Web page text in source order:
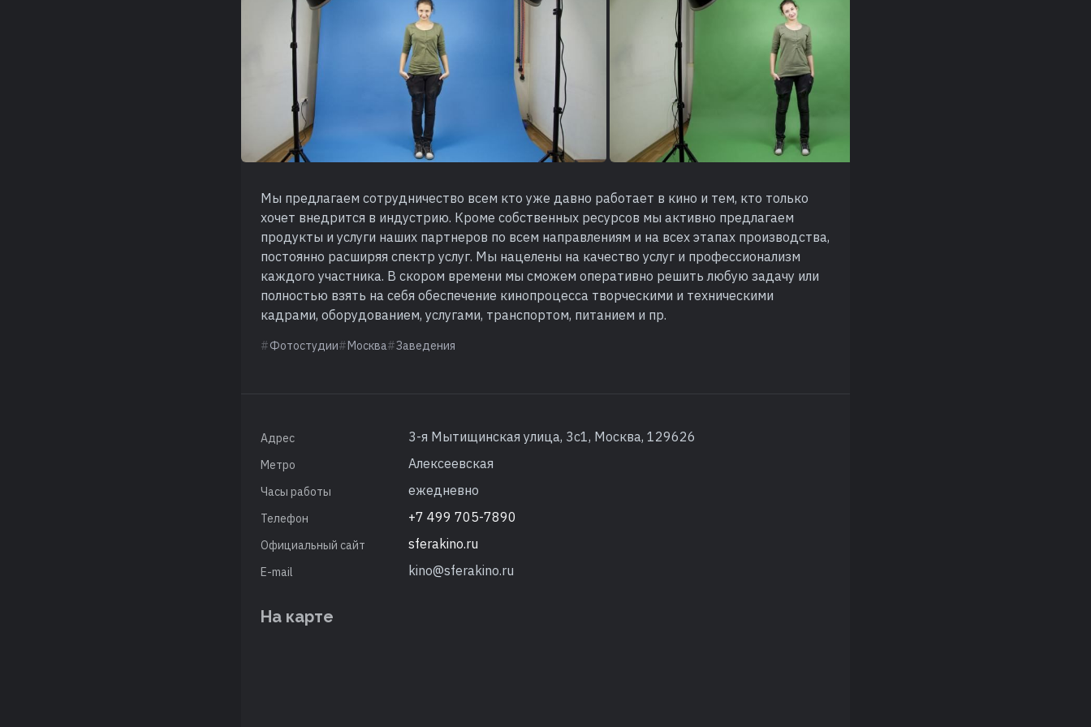
Мы предлагаем сотрудничество всем кто уже давно работает в кино и тем, кто только
хочет внедрится в индустрию. Кроме собственных ресурсов мы активно предлагаем
продукты и услуги наших партнеров по всем направлениям и на всех этапах производства,
постоянно расширяя спектр услуг. Мы нацелены на качество услуг и профессионализм
каждого участника. В скором времени мы сможем оперативно решить любую задачу или
полностью взять на себя обеспечение кинопроцесса творческими и техническими
кадрами, оборудованием, услугами, транспортом, питанием и пр.
Фотостудии Москва Заведения
Адрес 3-я Мытищинская улица, 3с1, Москва, 129626
Метро Алексеевская
Часы работы ежедневно
Телефон +7 499 705-7890
Официальный сайт sferakino.ru
E-mail kino@sferakino.ru
На карте